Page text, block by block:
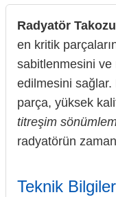
Radyatör
en kritik
sabitlenmesini
edilmesini sağlar.
parça, yüksek
titreşim
radyatörün
Teknik